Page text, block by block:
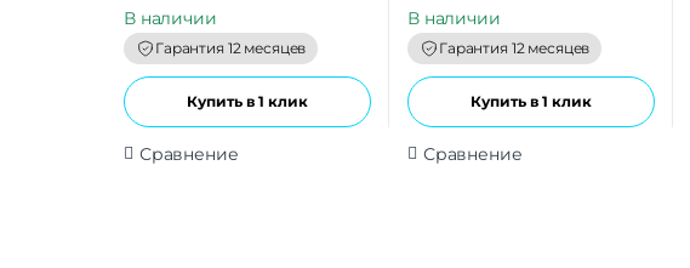
o
В наличии
Гарантия 12 месяцев
Купить в 1 клик
Сравнение
o
В наличии
Гарантия 12 месяцев
Купить в 1 клик
Сравнение